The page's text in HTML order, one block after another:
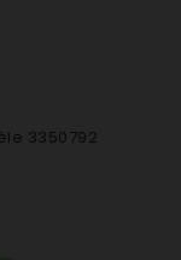
3350792